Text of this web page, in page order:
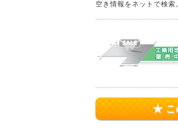
空き情報をネットで検索
★ こ